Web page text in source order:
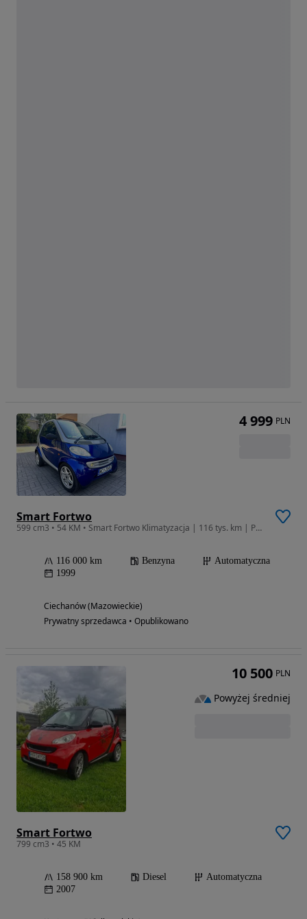
Smart Fortwo
599 cm3 • 54 KM • Smart Fortwo Klimatyzacja | 116 tys. km | Po dużym serwisie | Gotowy do jazdy
116 000 km Benzyna
Automatyczna
1999
Ciechanów (Mazowieckie)
Prywatny sprzedawca • Opublikowano
4 999 PLN
Smart Fortwo
799 cm3 • 45 KM
158 900 km Diesel
Automatyczna
2007
10 500 PLN
Powyżej średniej